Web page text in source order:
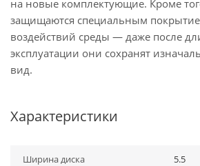
на новые комплектующие. Кроме
защищаются специальным
воздействий среды — даже после
эксплуатации они сохранят
вид.
Характеристики
Ширина диска 5.5